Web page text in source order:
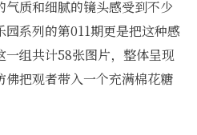
质和细腻的镜头感受到不少
系列的第011期更是把这种感
组共计58张图片，整体呈现
佛把观者带入一个充满棉花糖